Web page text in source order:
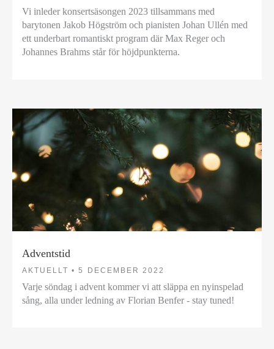
Vi inleder konsertsäsongen 2023 tillsammans med
barytonen Jakob Högström och pianisten Johan Ullén med
ett underbart romantiskt program där Max Reger och
Johannes Brahms står för höjdpunkterna.
Adventstid
AKTUELLT • 5 DECEMBER 2022
Varje söndag i advent kommer vi att släppa en nyinspelad
sång, alla under ledning av Florian Benfer - stay tuned!